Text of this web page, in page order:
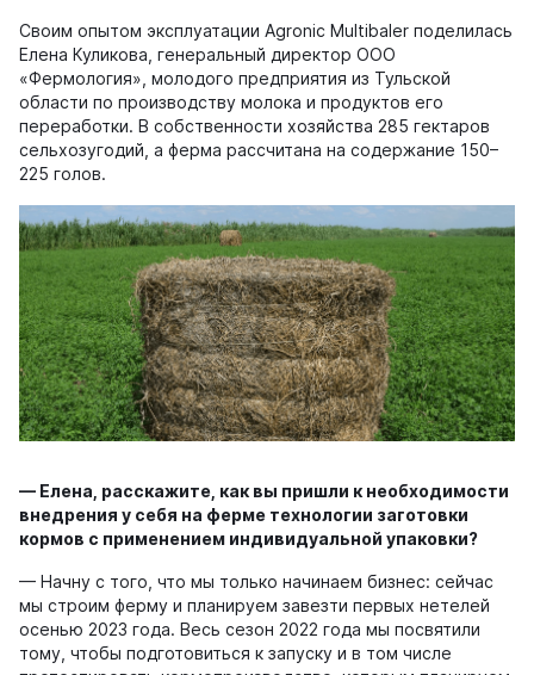
Своим опытом эксплуатации Agronic Multibaler поделилась
Елена Куликова, генеральный директор ООО
«Фермология», молодого предприятия из Тульской
области по производству молока и продуктов его
переработки. В собственности хозяйства 285 гектаров
сельхозугодий, а ферма рассчитана на содержание 150–
225 голов.
— Елена, расскажите, как вы пришли к необходимости
внедрения у себя на ферме технологии заготовки
кормов с применением индивидуальной упаковки?
— Начну с того, что мы только начинаем бизнес: сейчас
мы строим ферму и планируем завезти первых нетелей
осенью 2023 года. Весь сезон 2022 года мы посвятили
тому, чтобы подготовиться к запуску и в том числе